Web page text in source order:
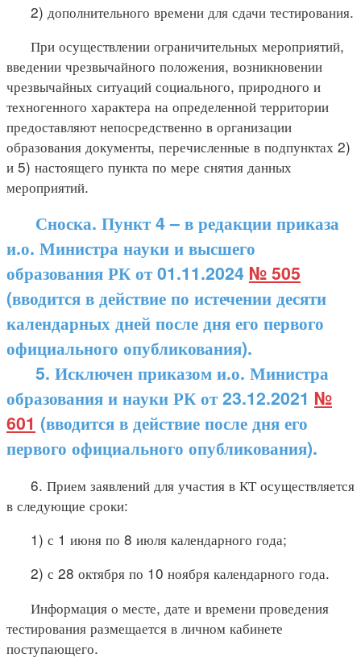
2) дополнительного времени для сдачи тестирования.
При осуществлении ограничительных мероприятий,
введении чрезвычайного положения, возникновении
чрезвычайных ситуаций социального, природного и
техногенного характера на определенной территории
предоставляют непосредственно в организации
образования документы, перечисленные в подпунктах 2)
и 5) настоящего пункта по мере снятия данных
мероприятий.
Сноска. Пункт 4 – в редакции приказа
и.о. Министра науки и высшего
образования РК от 01.11.2024 № 505
(вводится в действие по истечении десяти
календарных дней после дня его первого
официального опубликования).
5. Исключен приказом и.о. Министра
образования и науки РК от 23.12.2021 №
601 (вводится в действие после дня его
первого официального опубликования).
6. Прием заявлений для участия в КТ осуществляется
в следующие сроки:
1) с 1 июня по 8 июля календарного года;
2) с 28 октября по 10 ноября календарного года.
Информация о месте, дате и времени проведения
тестирования размещается в личном кабинете
поступающего.